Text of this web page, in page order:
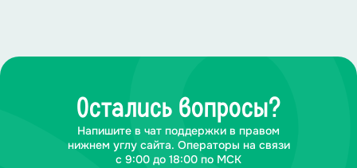
Остались вопросы?
Напишите в чат поддержки в правом
нижнем углу сайта. Операторы на связи
с 9:00 до 18:00 по МСК